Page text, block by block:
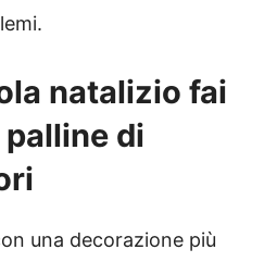
natalizio fai
di
una decorazione più